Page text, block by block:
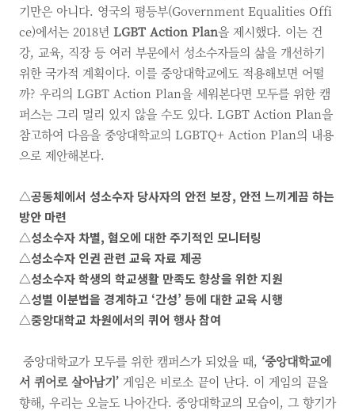
기만은 아니다. 영국의 평등부(Government Equalities Offi
ce)에서는 2018년 LGBT Action Plan을 제시했다. 이는 건
강, 교육, 직장 등 여러 부문에서 성소수자들의 삶을 개선하기
위한 국가적 계획이다. 이를 중앙대학교에도 적용해보면 어떨
까? 우리의 LGBT Action Plan을 세워본다면 모두를 위한 캠
퍼스는 그리 멀리 있지 않을 수도 있다. LGBT Action Plan을
참고하여 다음을 중앙대학교의 LGBTQ+ Action Plan의 내용
으로 제안해본다.
△공동체에서 성소수자 당사자의 안전 보장, 안전 느끼게끔 하는
방안 마련
△성소수자 차별, 혐오에 대한 주기적인 모니터링
△성소수자 인권 관련 교육 자료 제공
△성소수자 학생의 학교생활 만족도 향상을 위한 지원
△성별 이분법을 경계하고 ‘간성’ 등에 대한 교육 시행
△중앙대학교 차원에서의 퀴어 행사 참여
중앙대학교가 모두를 위한 캠퍼스가 되었을 때, ‘중앙대학교에
서 퀴어로 살아남기’ 게임은 비로소 끝이 난다. 이 게임의 끝을
향해, 우리는 오늘도 나아간다. 중앙대학교의 모습이, 그 향기가